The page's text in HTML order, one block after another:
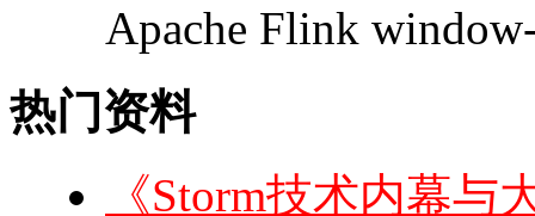
Apache Flink
热门资料
《Storm技术内幕与